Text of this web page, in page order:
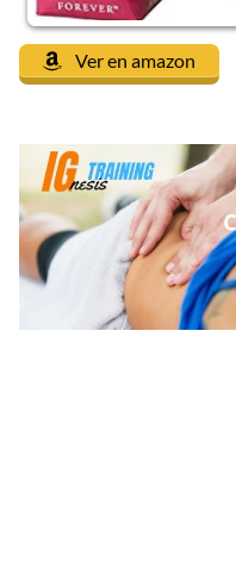
Ver en amazon